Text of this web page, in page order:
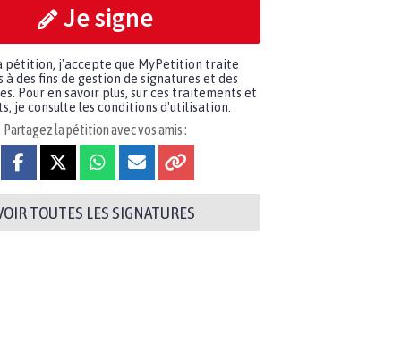
Je signe
pétition, j'accepte que MyPetition traite
à des fins de gestion de signatures et des
Pour en savoir plus, sur ces traitements et
je consulte les conditions d'utilisation.
Partagez la pétition avec vos amis :
TOUTES LES SIGNATURES